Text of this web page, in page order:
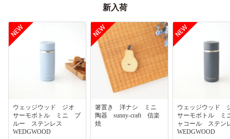
新入荷
ウェッジウッド ジオ
サーモボトル ミニ ブ
ルー ステンレス
WEDGWOOD
箸置き 洋ナシ ミニ
陶器 sunny-craft 信楽
焼
ウェッジウッド
サーモボトル
ャコール ステ
WEDGWOOD